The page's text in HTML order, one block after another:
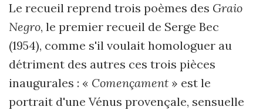
Le recueil reprend trois poèmes des Graio
Negro, le premier recueil de Serge Bec
(1954), comme s'il voulait homologuer au
détriment des autres ces trois pièces
inaugurales : « Començament » est le
portrait d'une Vénus provençale, sensuelle